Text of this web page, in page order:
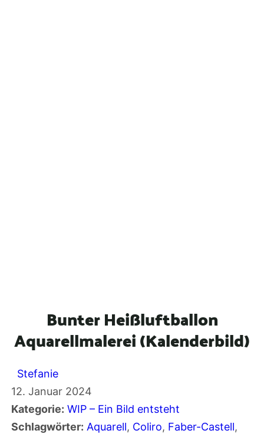
Bunter Heißluftballon
Aquarellmalerei (Kalenderbild)
Stefanie
12. Januar 2024
Kategorie: WIP – Ein Bild entsteht
Schlagwörter: Aquarell, Coliro, Faber-Castell